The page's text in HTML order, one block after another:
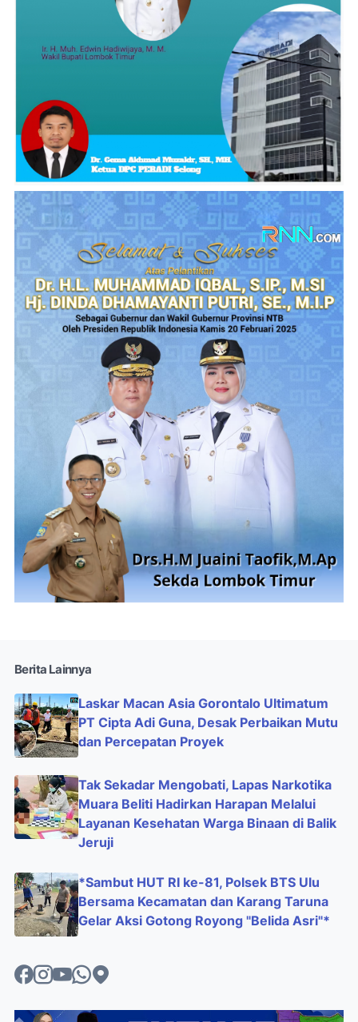
Berita Lainnya
Laskar Macan Asia Gorontalo Ultimatum
PT Cipta Adi Guna, Desak Perbaikan Mutu
dan Percepatan Proyek
Tak Sekadar Mengobati, Lapas Narkotika
Muara Beliti Hadirkan Harapan Melalui
Layanan Kesehatan Warga Binaan di Balik
Jeruji
*Sambut HUT RI ke-81, Polsek BTS Ulu
Bersama Kecamatan dan Karang Taruna
Gelar Aksi Gotong Royong "Belida Asri"*